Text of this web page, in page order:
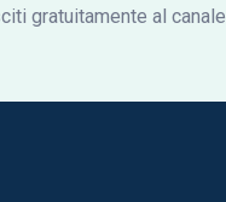
gratuitamente al canale